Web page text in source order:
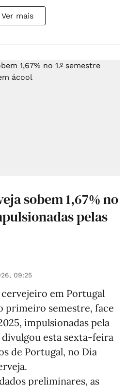
Ver mais
sobem 1,67% no
pelas
09:25
em Portugal
primeiro semestre, face
impulsionadas pela
esta sexta-feira
de Portugal, no Dia
preliminares, as